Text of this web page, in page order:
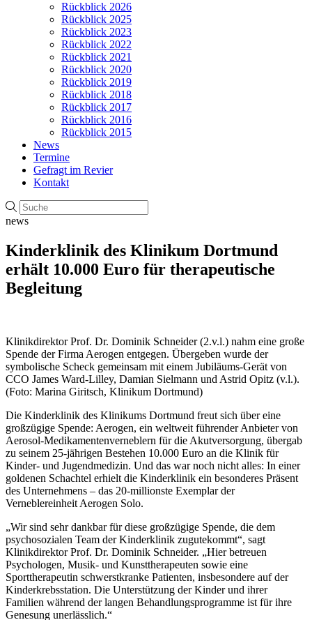
Rückblick 2026
Rückblick 2025
Rückblick 2023
Rückblick 2022
Rückblick 2021
Rückblick 2020
Rückblick 2019
Rückblick 2018
Rückblick 2017
Rückblick 2016
Rückblick 2015
News
Termine
Gefragt im Revier
Kontakt
news
Kinderklinik des Klinikum Dortmund
erhält 10.000 Euro für therapeutische
Begleitung
Klinikdirektor Prof. Dr. Dominik Schneider (2.v.l.) nahm eine große
Spende der Firma Aerogen entgegen. Übergeben wurde der
symbolische Scheck gemeinsam mit einem Jubiläums-Gerät von
CCO James Ward-Lilley, Damian Sielmann und Astrid Opitz (v.l.).
(Foto: Marina Giritsch, Klinikum Dortmund)
Die Kinderklinik des Klinikums Dortmund freut sich über eine
großzügige Spende: Aerogen, ein weltweit führender Anbieter von
Aerosol-Medikamentenverneblern für die Akutversorgung, übergab
zu seinem 25-jährigen Bestehen 10.000 Euro an die Klinik für
Kinder- und Jugendmedizin. Und das war noch nicht alles: In einer
goldenen Schachtel erhielt die Kinderklinik ein besonderes Präsent
des Unternehmens – das 20-millionste Exemplar der
Verneblereinheit Aerogen Solo.
„Wir sind sehr dankbar für diese großzügige Spende, die dem
psychosozialen Team der Kinderklinik zugutekommt“, sagt
Klinikdirektor Prof. Dr. Dominik Schneider. „Hier betreuen
Psychologen, Musik- und Kunsttherapeuten sowie eine
Sporttherapeutin schwerstkranke Patienten, insbesondere auf der
Kinderkrebsstation. Die Unterstützung der Kinder und ihrer
Familien während der langen Behandlungsprogramme ist für ihre
Genesung unerlässlich.“